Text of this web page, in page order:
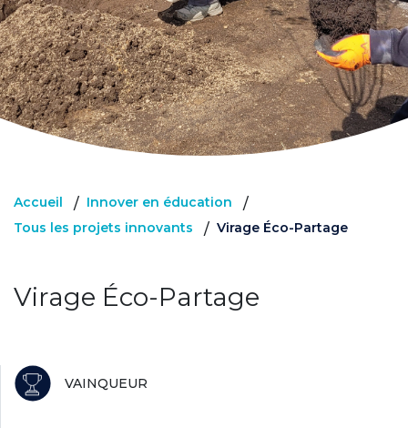
Accueil / Innover en éducation /
Tous les projets innovants / Virage Éco-Partage
Virage Éco-Partage
VAINQUEUR